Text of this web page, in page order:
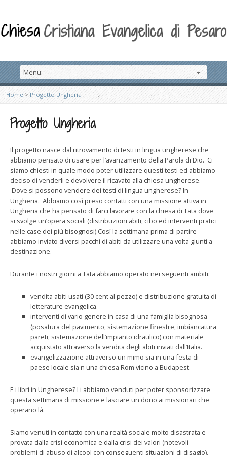
Home > Progetto Ungheria
Progetto Ungheria
Il progetto nasce dal ritrovamento di testi in lingua ungherese che
abbiamo pensato di usare per l’avanzamento della Parola di Dio. Ci
siamo chiesti in quale modo poter utilizzare questi testi ed abbiamo
deciso di venderli e devolvere il ricavato alla chiesa ungherese.
Dove si possono vendere dei testi di lingua ungherese? In
Ungheria. Abbiamo così preso contatti con una missione attiva in
Ungheria che ha pensato di farci lavorare con la chiesa di Tata dove
si svolge un’opera sociali (distribuzioni abiti, cibo ed interventi pratici
nelle case dei più bisognosi).Così la settimana prima di partire
abbiamo inviato diversi pacchi di abiti da utilizzare una volta giunti a
destinazione.
Durante i nostri giorni a Tata abbiamo operato nei seguenti ambiti:
vendita abiti usati (30 cent al pezzo) e distribuzione gratuita di
letterature evangelica.
interventi di vario genere in casa di una famiglia bisognosa
(posatura del pavimento, sistemazione finestre, imbiancatura
pareti, sistemazione dell’impianto idraulico) con materiale
acquistato attraverso la vendita degli abiti inviati dall’Italia.
evangelizzazione attraverso un mimo sia in una festa di
paese locale sia n una chiesa Rom vicino a Budapest.
E i libri in Ungherese? Li abbiamo venduti per poter sponsorizzare
questa settimana di missione e lasciare un dono ai missionari che
operano là.
Siamo venuti in contatto con una realtà sociale molto disastrata e
provata dalla crisi economica e dalla crisi dei valori (notevoli
problemi di abuso di alcool con conseguenti situazioni di disagio).